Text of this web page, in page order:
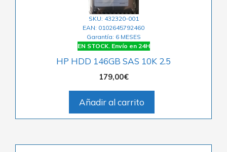
SKU: 432320-001
EAN: 0102645792460
Garantía: 6 MESES
EN STOCK. Envío en 24H
HP HDD 146GB SAS 10K 2.5
179,00€
Añadir al carrito